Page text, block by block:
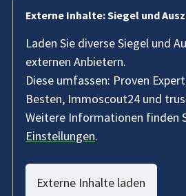
Externe Inhalte: Siegel und
Laden Sie diverse Siegel und
externen Anbietern.
Diese umfassen: Proven
Besten, Immoscout24 und
Weitere Informationen finden
Einstellungen.
Externe Inhalte laden